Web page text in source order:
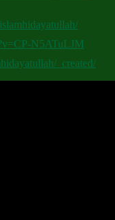
N5ATuLJM
_created/